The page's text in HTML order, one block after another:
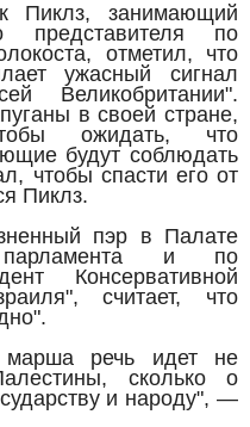
Пиклз, занимающий
представителя по
отметил, что
ужасный сигнал
Великобритании".
в своей стране,
ожидать, что
будут соблюдать
чтобы спасти его от
Пиклз.
пэр в Палате
парламента и по
Консервативной
считает, что
марша речь идет не
сколько о
и народу", —